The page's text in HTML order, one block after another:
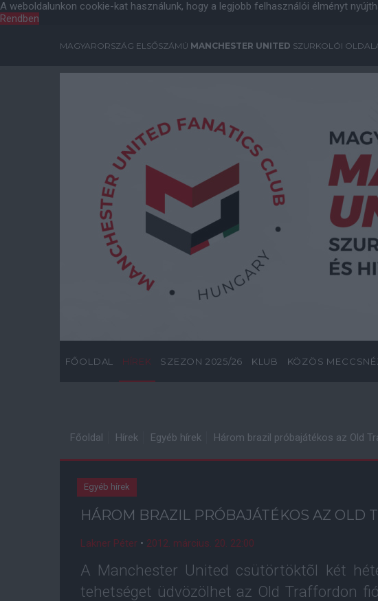
A weboldalunkon cookie-kat használunk, hogy a legjobb felhasználói élményt
Rendben
MAGYARORSZÁG ELSŐSZÁMÚ MANCHESTER UNITED SZURKOLÓI
FŐOLDAL HÍREK SZEZON 2025/26 KLUB KÖZÖS
Főoldal Hírek Egyéb hírek Három brazil próbajátékos az Old
Egyéb hírek
HÁROM BRAZIL PRÓBAJÁTÉKOS AZ OLD
Lakner Péter • 2012. március. 20. 22:00
A Manchester United csütörtöktõl két
tehetséget üdvözölhet az Old Traffordon